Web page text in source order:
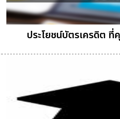
ประโยชน์บัตรเครดิต